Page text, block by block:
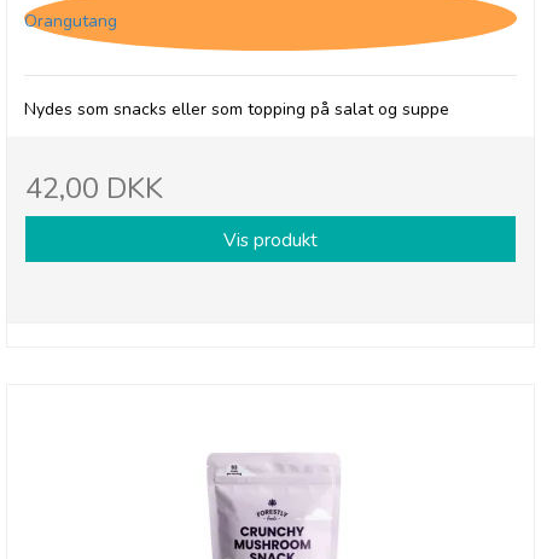
Orangutang
Nydes som snacks eller som topping på salat og suppe
42,00 DKK
Vis produkt